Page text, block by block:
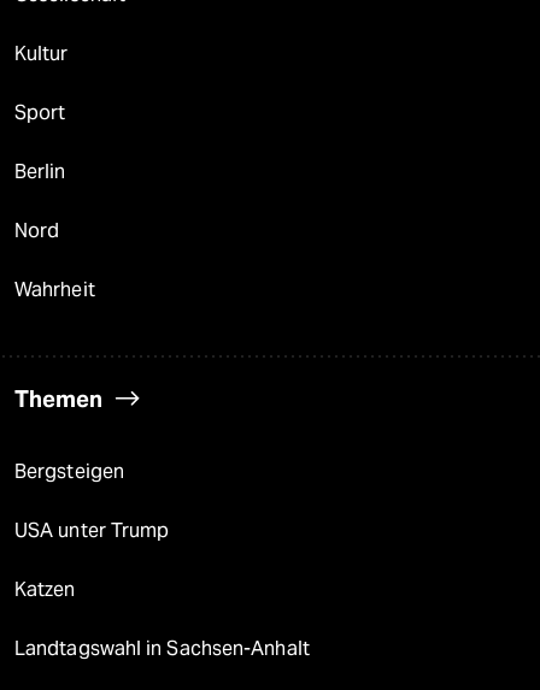
Kultur
Sport
Berlin
Nord
Wahrheit
Themen
Bergsteigen
USA unter Trump
Katzen
Landtagswahl in Sachsen-Anhalt